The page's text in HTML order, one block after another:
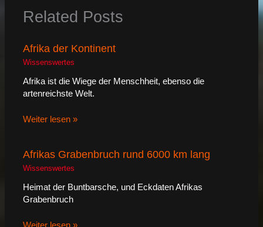
Related Posts
Afrika der Kontinent
Wissenswertes
Afrika ist die Wiege der Menschheit, ebenso die
artenreichste Welt.
Weiter lesen »
Afrikas Grabenbruch rund 6000 km lang
Wissenswertes
Heimat der Buntbarsche, und Eckdaten Afrikas
Grabenbruch